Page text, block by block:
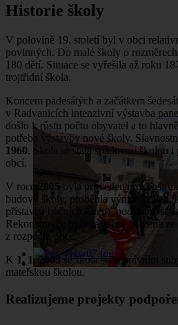
Historie školy
V polovině 19. století byl v obci
povinných. Do malé školy o
180 dětí. Situace se vyřešila až roku
trojtřídní škola.
Koncem padesátých a začátkem
v Radvanicích intenzivní výstavba
došlo k růstu počtu obyvatel a to
potřeba výstavby nové školy.
1960. Škola se stala spádovou školou
obcí.
V roce 2005 byla provedena
budovy školy, proběhla výměna oken,
přístavba bočních šaten), podstatně se
Rekonstrukce byla částečně hrazena
z rozpočtu obce.
K 1. 1. 2003se škola stala právním
mateřskou školou.
Realizujeme projekty